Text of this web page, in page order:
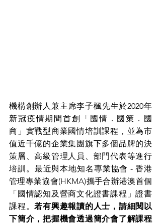
機構創辦人兼主席李子楓先生於2020年
新冠疫情期間首創「國情．國策．國
商」實戰型商業國情培訓課程，並為市
值近千億的企業集團旗下多個品牌的決
策層、高級管理人員、部門代表等進行
培訓。最近與本地知名專業協會 - 香港
管理專業協會(HKMA)攜手合辦港澳首個
「國情認知及營商文化證書課程」證書
課程。若有興趣報讀的人士，請細閱以
下簡介，把握機會透過簡介會了解課程